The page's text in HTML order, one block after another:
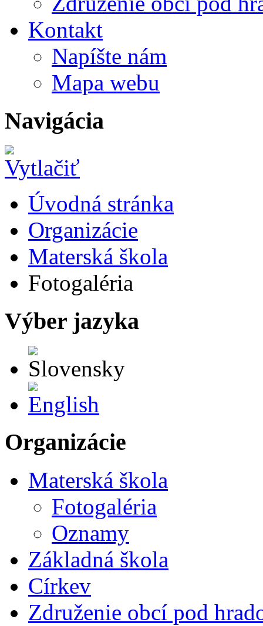
Kontakt
Napíšte nám
Mapa webu
Navigácia
Úvodná stránka
Organizácie
Materská škola
Fotogaléria
Výber jazyka
Organizácie
Materská škola
Fotogaléria
Oznamy
Základná škola
Církev
Združenie obcí pod